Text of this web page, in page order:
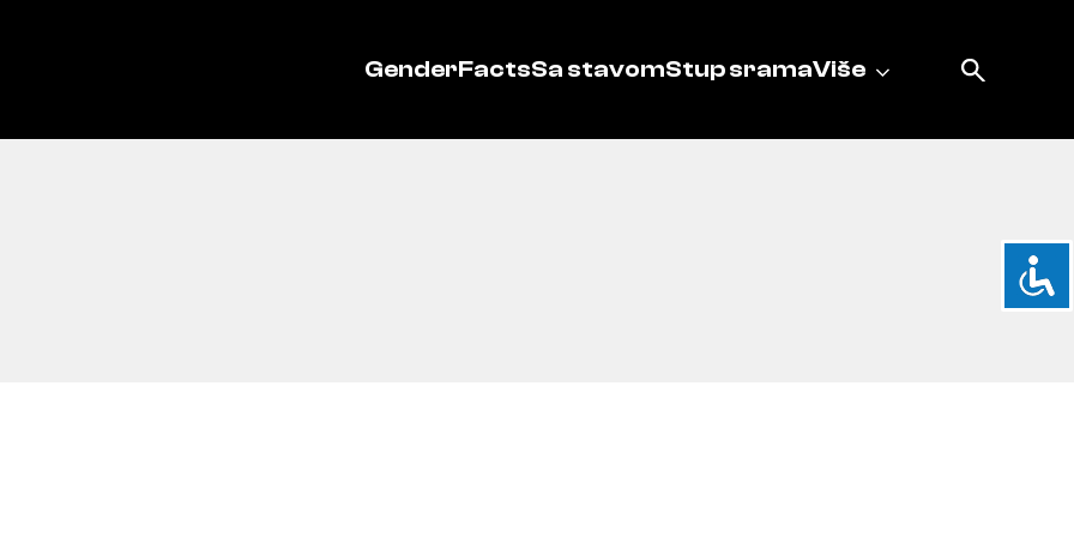
GenderFactsSa stavomStup sramaViše